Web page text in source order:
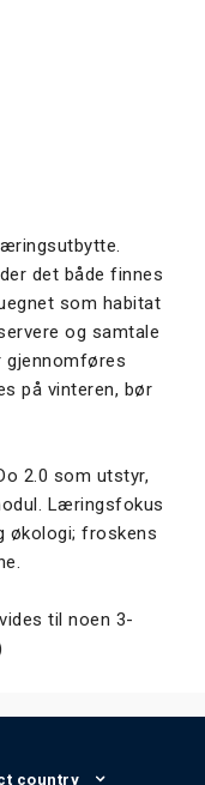
det både finnes
som habitat
og samtale
gjennomføres
på vinteren, bør
2.0 som utstyr,
Læringsfokus
økologi; froskens
til noen 3-
country